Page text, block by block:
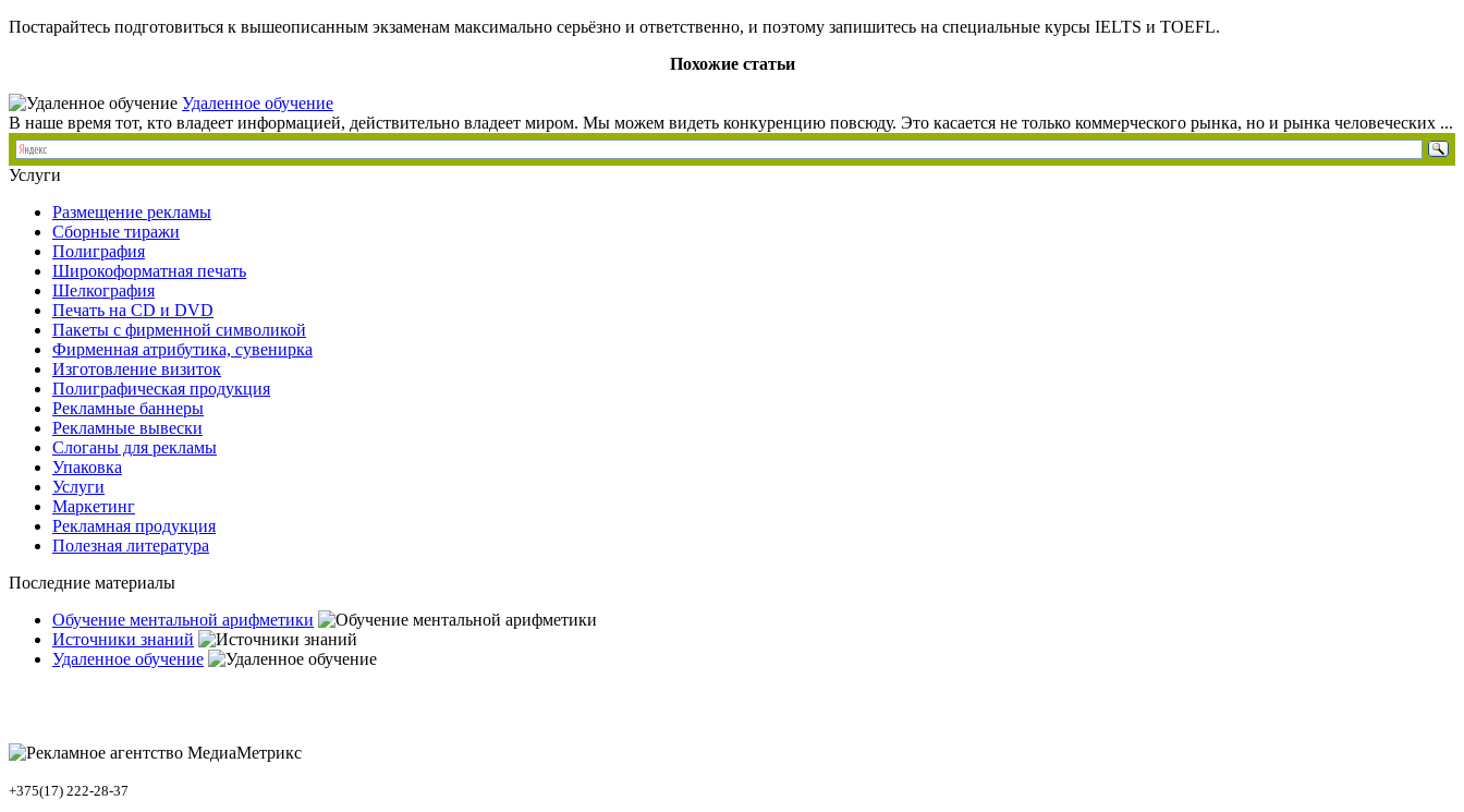
Постарайтесь подготовиться к вышеописанным экзаменам максимально серьёзно и ответственно, и поэтому запишитесь на специальные курсы IELTS и TOEFL.
Похожие статьи
Удаленное обучение
В наше время тот, кто владеет информацией, действительно владеет миром. Мы можем видеть конкуренцию повсюду. Это касается не только коммерческого рынка, но и рынка человеческих ...
Услуги
Размещение рекламы
Сборные тиражи
Полиграфия
Широкоформатная печать
Шелкография
Печать на СD и DVD
Пакеты с фирменной символикой
Фирменная атрибутика, сувенирка
Изготовление визиток
Полиграфическая продукция
Рекламные баннеры
Рекламные вывески
Слоганы для рекламы
Упаковка
Услуги
Маркетинг
Рекламная продукция
Полезная литература
Последние материалы
Обучение ментальной арифметики
Источники знаний
Удаленное обучение
+375(17) 222-28-37